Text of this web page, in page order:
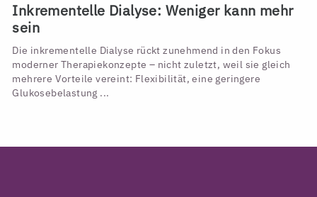
Inkrementelle Dialyse: Weniger kann mehr
sein
Die inkrementelle Dialyse rückt zunehmend in den Fokus
moderner Therapiekonzepte – nicht zuletzt, weil sie gleich
mehrere Vorteile vereint: Flexibilität, eine geringere
Glukosebelastung ...